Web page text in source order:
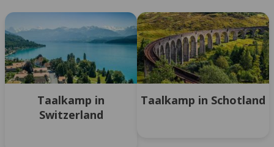
Taalkamp in
Switzerland
Taalkamp in Schotland